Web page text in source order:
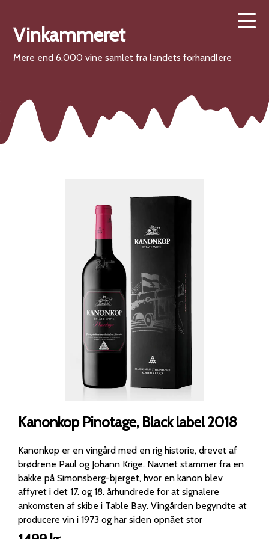
Vinkammeret
Mere end 6.000 vine samlet fra landets forhandlere
Kanonkop Pinotage, Black label 2018
Kanonkop er en vingård med en rig historie, drevet af
brødrene Paul og Johann Krige. Navnet stammer fra en
bakke på Simonsberg-bjerget, hvor en kanon blev
affyret i det 17. og 18. århundrede for at signalere
ankomsten af skibe i Table Bay. Vingården begyndte at
producere vin i 1973 og har siden opnået stor
anerkendelse. Kanonkop Pinotage, Black Label 2018, er